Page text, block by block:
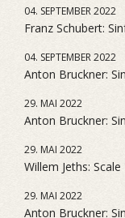
04. SEPTEMBER 2022
Franz Schubert:
04. SEPTEMBER 2022
Anton Bruckner:
29. MAI 2022
Anton Bruckner:
29. MAI 2022
Willem Jeths:
29. MAI 2022
Anton Bruckner: